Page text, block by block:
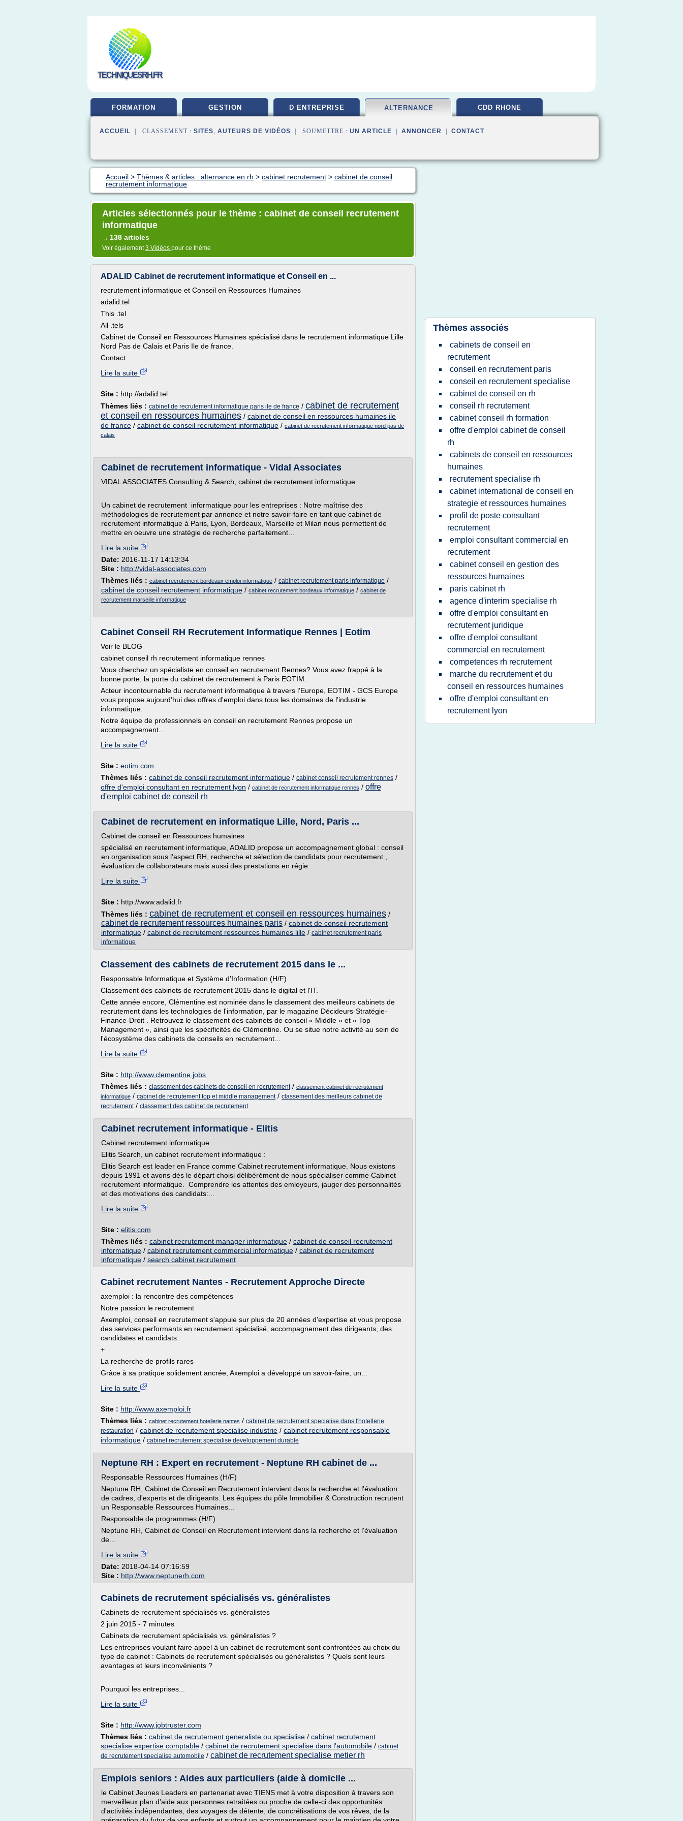
TECHNIQUESRH.FR
FORMATION GESTION D ENTREPRISE ALTERNANCE CDD RHONE
ACCUEIL | CLASSEMENT : SITES, AUTEURS DE VIDÉOS | SOUMETTRE : UN ARTICLE ANNONCER CONTACT
Accueil > Thèmes & articles : alternance en rh > cabinet recrutement > cabinet de conseil
recrutement informatique
Articles sélectionnés pour le thème : cabinet de conseil recrutement
informatique
→ 138 articles
Voir également3 Vidéos pour ce thème
ADALID Cabinet de recrutement informatique et Conseil en ...
recrutement informatique et Conseil en Ressources Humaines
adalid.tel
This .tel
All .tels
Cabinet de Conseil en Ressources Humaines spécialisé dans le recrutement informatique Lille
Nord Pas de Calais et Paris Ile de france.
Contact...
Lire la suite
Site : http://adalid.tel
Thèmes liés : cabinet de recrutement informatique paris ile de france / cabinet de recrutement
et conseil en ressources humaines / cabinet de conseil en ressources humaines ile
de france / cabinet de conseil recrutement informatique / cabinet de recrutement informatique nord pas de
calais
Cabinet de recrutement informatique - Vidal Associates
VIDAL ASSOCIATES Consulting & Search, cabinet de recrutement informatique
Un cabinet de recrutement informatique pour les entreprises : Notre maîtrise des
méthodologies de recrutement par annonce et notre savoir-faire en tant que cabinet de
recrutement informatique à Paris, Lyon, Bordeaux, Marseille et Milan nous permettent de
mettre en oeuvre une stratégie de recherche parfaitement...
Lire la suite
Date: 2016-11-17 14:13:34
Site : http://vidal-associates.com
Thèmes liés : cabinet recrutement bordeaux emploi informatique / cabinet recrutement paris informatique /
cabinet de conseil recrutement informatique / cabinet recrutement bordeaux informatique / cabinet de
recrutement marseille informatique
Cabinet Conseil RH Recrutement Informatique Rennes | Eotim
Voir le BLOG
cabinet conseil rh recrutement informatique rennes
Vous cherchez un spécialiste en conseil en recrutement Rennes? Vous avez frappé à la
bonne porte, la porte du cabinet de recrutement à Paris EOTIM.
Acteur incontournable du recrutement informatique à travers l'Europe, EOTIM - GCS Europe
vous propose aujourd'hui des offres d'emploi dans tous les domaines de l'industrie
informatique.
Notre équipe de professionnels en conseil en recrutement Rennes propose un
accompagnement...
Lire la suite
Site : eotim.com
Thèmes liés : cabinet de conseil recrutement informatique / cabinet conseil recrutement rennes /
offre d'emploi consultant en recrutement lyon / cabinet de recrutement informatique rennes / offre
d'emploi cabinet de conseil rh
Cabinet de recrutement en informatique Lille, Nord, Paris ...
Cabinet de conseil en Ressources humaines
spécialisé en recrutement informatique, ADALID propose un accompagnement global : conseil
en organisation sous l'aspect RH, recherche et sélection de candidats pour recrutement ,
évaluation de collaborateurs mais aussi des prestations en régie...
Lire la suite
Site : http://www.adalid.fr
Thèmes liés : cabinet de recrutement et conseil en ressources humaines /
cabinet de recrutement ressources humaines paris / cabinet de conseil recrutement
informatique / cabinet de recrutement ressources humaines lille / cabinet recrutement paris
informatique
Classement des cabinets de recrutement 2015 dans le ...
Responsable Informatique et Système d'Information (H/F)
Classement des cabinets de recrutement 2015 dans le digital et l'IT.
Cette année encore, Clémentine est nominée dans le classement des meilleurs cabinets de
recrutement dans les technologies de l'information, par le magazine Décideurs-Stratégie-
Finance-Droit . Retrouvez le classement des cabinets de conseil « Middle » et « Top
Management », ainsi que les spécificités de Clémentine. Ou se situe notre activité au sein de
l'écosystème des cabinets de conseils en recrutement...
Lire la suite
Site : http://www.clementine.jobs
Thèmes liés : classement des cabinets de conseil en recrutement/ classement cabinet de recrutement
informatique / cabinet de recrutement top et middle management/ classement des meilleurs cabinet de
recrutement/ classement des cabinet de recrutement
Cabinet recrutement informatique - Elitis
Cabinet recrutement informatique
Elitis Search, un cabinet recrutement informatique :
Elitis Search est leader en France comme Cabinet recrutement informatique. Nous existons
depuis 1991 et avons dés le départ choisi délibérément de nous spécialiser comme Cabinet
recrutement informatique. Comprendre les attentes des emloyeurs, jauger des personnalités
et des motivations des candidats:...
Lire la suite
Site : elitis.com
Thèmes liés : cabinet recrutement manager informatique / cabinet de conseil recrutement
informatique / cabinet recrutement commercial informatique / cabinet de recrutement
informatique / search cabinet recrutement
Cabinet recrutement Nantes - Recrutement Approche Directe
axemploi : la rencontre des compétences
Notre passion le recrutement
Axemploi, conseil en recrutement s'appuie sur plus de 20 années d'expertise et vous propose
des services performants en recrutement spécialisé, accompagnement des dirigeants, des
candidates et candidats.
+
La recherche de profils rares
Grâce à sa pratique solidement ancrée, Axemploi a développé un savoir-faire, un...
Lire la suite
Site : http://www.axemploi.fr
Thèmes liés : cabinet recrutement hotellerie nantes / cabinet de recrutement specialise dans l'hotellerie
restauration / cabinet de recrutement specialise industrie / cabinet recrutement responsable
informatique / cabinet recrutement specialise developpement durable
Neptune RH : Expert en recrutement - Neptune RH cabinet de ...
Responsable Ressources Humaines (H/F)
Neptune RH, Cabinet de Conseil en Recrutement intervient dans la recherche et l'évaluation
de cadres, d'experts et de dirigeants. Les équipes du pôle Immobilier & Construction recrutent
un Responsable Ressources Humaines...
Responsable de programmes (H/F)
Neptune RH, Cabinet de Conseil en Recrutement intervient dans la recherche et l'évaluation
de...
Lire la suite
Date: 2018-04-14 07:16:59
Site : http://www.neptunerh.com
Cabinets de recrutement spécialisés vs. généralistes
Cabinets de recrutement spécialisés vs. généralistes
2 juin 2015 - 7 minutes
Cabinets de recrutement spécialisés vs. généralistes ?
Les entreprises voulant faire appel à un cabinet de recrutement sont confrontées au choix du
type de cabinet : Cabinets de recrutement spécialisés ou généralistes ? Quels sont leurs
avantages et leurs inconvénients ?
Pourquoi les entreprises...
Lire la suite
Site : http://www.jobtruster.com
Thèmes liés : cabinet de recrutement generaliste ou specialise / cabinet recrutement
specialise expertise comptable / cabinet de recrutement specialise dans l'automobile / cabinet
de recrutement specialise automobile / cabinet de recrutement specialise metier rh
Emplois seniors : Aides aux particuliers (aide à domicile ...
le Cabinet Jeunes Leaders en partenariat avec TIENS met à votre disposition à travers son
merveilleux plan d'aide aux personnes retraitées ou proche de celle-ci des opportunités:
d'activités indépendantes, des voyages de détente, de concrétisations de vos rêves, de la
Thèmes associés
cabinets de conseil en
recrutement
conseil en recrutement paris
conseil en recrutement specialise
cabinet de conseil en rh
conseil rh recrutement
cabinet conseil rh formation
offre d'emploi cabinet de conseil
rh
cabinets de conseil en ressources
humaines
recrutement specialise rh
cabinet international de conseil en
strategie et ressources humaines
profil de poste consultant
recrutement
emploi consultant commercial en
recrutement
cabinet conseil en gestion des
ressources humaines
paris cabinet rh
agence d'interim specialise rh
offre d'emploi consultant en
recrutement juridique
offre d'emploi consultant
commercial en recrutement
competences rh recrutement
marche du recrutement et du
conseil en ressources humaines
offre d'emploi consultant en
recrutement lyon